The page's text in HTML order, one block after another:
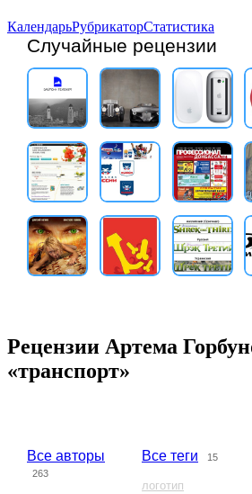
КалендарьРубрикаторСтатистика
Случайные рецензии
Рецензии Артема
«транспорт»
Все авторы
263
Все теги 15
логотип